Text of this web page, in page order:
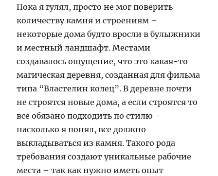
Пока я гулял, просто не мог поверить
количеству камня и строениям –
некоторые дома будто вросли в булыжники
и местный ландшафт. Местами
создавалось ощущение, что это какая-то
магическая деревня, созданная для фильма
типа “Властелин колец”. В деревне почти
не строятся новые дома, а если строятся то
все обязано подходить по стилю –
насколько я понял, все должно
выкладываться из камня. Такого рода
требования создают уникальные рабочие
места – так как нужно иметь опыт